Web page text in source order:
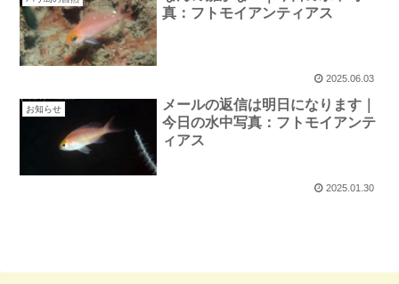
真：フトモイアンティアス
2025.06.03
お知らせ
メールの返信は明日になります｜
今日の水中写真：フトモイアンテ
ィアス
2025.01.30